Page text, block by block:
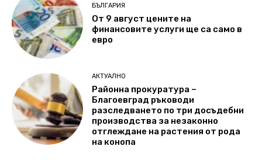
БЪЛГАРИЯ
От 9 август цените на
финансовите услуги ще са само в
евро
АКТУАЛНО
Районна прокуратура –
Благоевград ръководи
разследването по три досъдебни
производства за незаконно
отглеждане на растения от рода
на конопа